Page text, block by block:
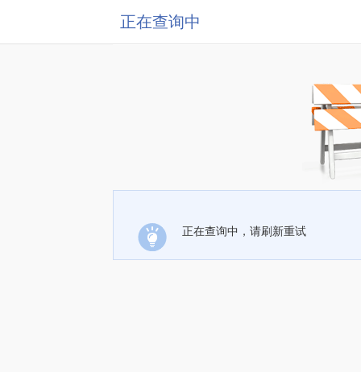
正在查询中
正在查询中，请刷新重试